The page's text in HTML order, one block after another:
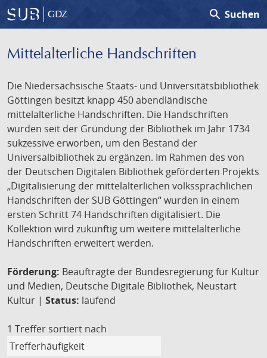
GDZ search Suchen
Mittelalterliche Handschriften
Die Niedersächsische Staats- und Universitätsbibliothek
Göttingen besitzt knapp 450 abendländische
mittelalterliche Handschriften. Die Handschriften
wurden seit der Gründung der Bibliothek im Jahr 1734
sukzessive erworben, um den Bestand der
Universalbibliothek zu ergänzen. Im Rahmen des von
der Deutschen Digitalen Bibliothek geförderten Projekts
„Digitalisierung der mittelalterlichen volkssprachlichen
Handschriften der SUB Göttingen“ wurden in einem
ersten Schritt 74 Handschriften digitalisiert. Die
Kollektion wird zukünftig um weitere mittelalterliche
Handschriften erweitert werden.
Förderung: Beauftragte der Bundesregierung für Kultur
und Medien, Deutsche Digitale Bibliothek, Neustart
Kultur | Status: laufend
1 Treffer sortiert nach